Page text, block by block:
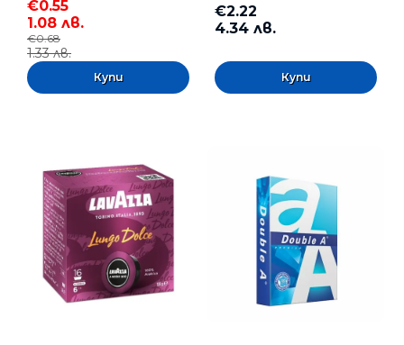
€0.55
1.08 лв.
€0.68
1.33 лв.
€2.22
4.34 лв.